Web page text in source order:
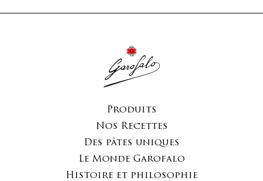
Produits
Nos Recettes
Des pâtes uniques
Le Monde Garofalo
Histoire et philosophie